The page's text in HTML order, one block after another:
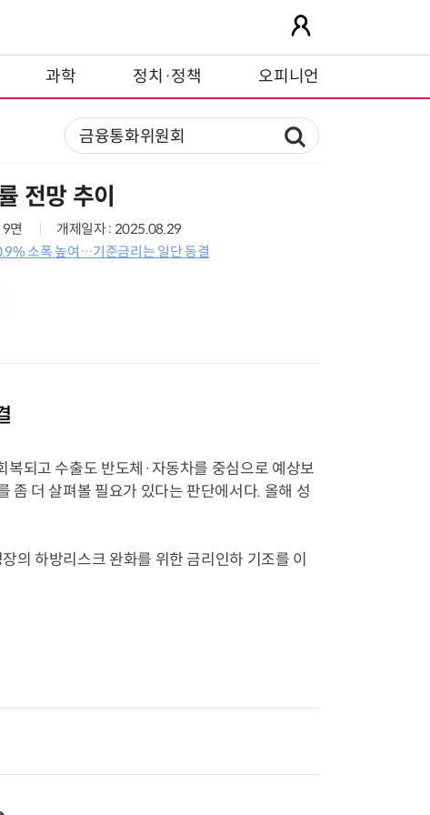
과학 정치·정책 오피니언
전망 추이
면
개제일자 : 2025.08.29
소폭 높여…기준금리는 일단 동결
되고 수출도 반도체·자동차를 중심으로 예상보
좀 더 살펴볼 필요가 있다는 판단에서다. 올해 성
의 하방리스크 완화를 위한 금리인하 기조를 이